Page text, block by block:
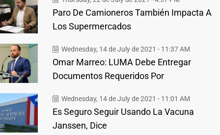
Paro De Camioneros También Impacta A
Los Supermercados
Wednesday, 14 de July de 2021 - 11:37 AM
Omar Marreo: LUMA Debe Entregar
Documentos Requeridos Por
Wednesday, 14 de July de 2021 - 11:01 AM
Es Seguro Seguir Usando La Vacuna
Janssen, Dice